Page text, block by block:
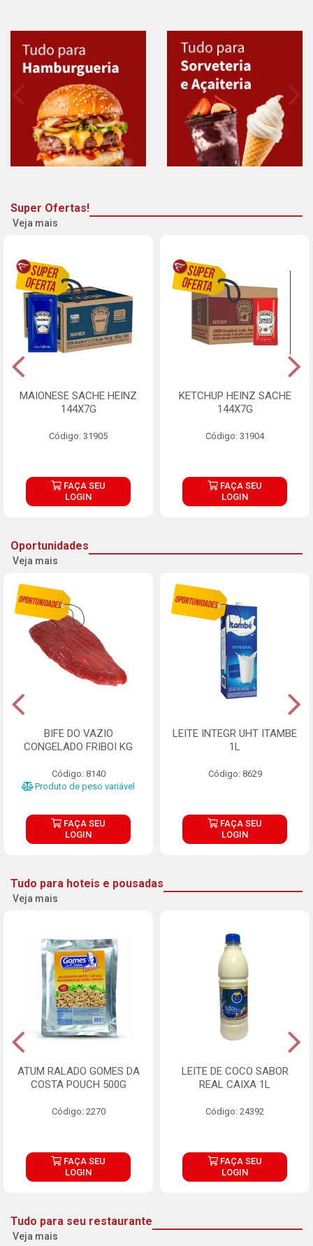
Super Ofertas!
Veja mais
MAIONESE SACHE HEINZ
144X7G
Código: 31905
FAÇA SEU
LOGIN
KETCHUP HEINZ SACHE
144X7G
Código: 31904
FAÇA SEU
LOGIN
Oportunidades
Veja mais
BIFE DO VAZIO
CONGELADO FRIBOI KG
Código: 8140
Produto de peso variável
FAÇA SEU
LOGIN
LEITE INTEGR UHT ITAMBE
1L
Código: 8629
FAÇA SEU
LOGIN
Tudo para hoteis e pousadas
Veja mais
ATUM RALADO GOMES DA
COSTA POUCH 500G
Código: 2270
FAÇA SEU
LOGIN
LEITE DE COCO SABOR
REAL CAIXA 1L
Código: 24392
FAÇA SEU
LOGIN
Tudo para seu restaurante
Veja mais